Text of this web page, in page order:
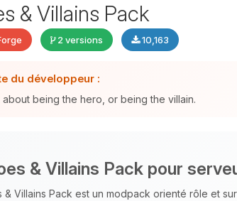
& Villains Pack
2 versions 10,163
du développeur :
about being the hero, or being the villain.
& Villains Pack pour
& Villains Pack est un modpack orienté rôle et